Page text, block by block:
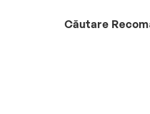
Căutare